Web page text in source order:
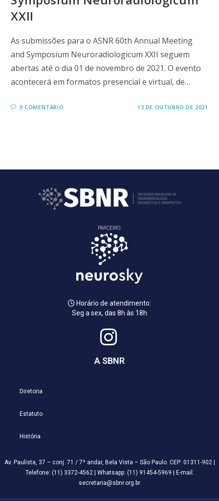
XXII
As submissões para o ASNR 60th Annual Meeting
and Symposium Neuroradiologicum XXII seguem
abertas até o dia 01 de novembro de 2021. O evento
acontecerá em formatos presencial e virtual, de…
0 COMENTÁRIO 13 DE OUTUBRO DE 2021
PARCEIRO:
Horário de atendimento:
Seg a sex, das 8h às 18h
A SBNR
Diretoria
Estatuto
História
Av. Paulista, 37 – conj. 71 / 7º andar, Bela Vista – São Paulo. CEP: 01311-902 |
Telefone: (11) 3372-4562 | Whatsapp: (11) 91454-5969 | E-mail:
secretaria@sbnr.org.br